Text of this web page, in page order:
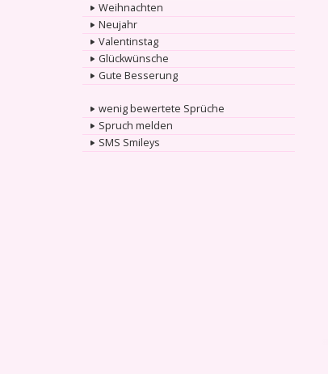
Weihnachten
Neujahr
Valentinstag
Glückwünsche
Gute Besserung
wenig bewertete Sprüche
Spruch melden
SMS Smileys